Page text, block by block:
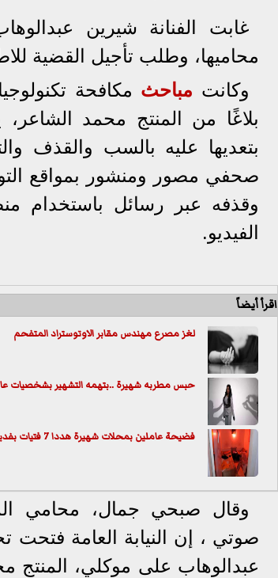
غابت الفنانة شيرين
محاميها، وطلب تأجيل القضية
وكانت مباحث مكافحة
بلاغًا من المنتج محمد الشاعر،
بتعديها عليه بالسب والقذف
صحفي مصور ومنشور بمواقع
وقذفه عبر رسائل باستخدام
الفيديو.
اقرأ أيضاً
لغز مصرع مهندس مقابر الاوتوستراد المتفحم
حبس مطربه شهيرة ..بتهمه التشهير بشخصيات
فضيحة عاملين بمحلات شهيرة هددا 7 فتيات بفديوهات بمصر الجديدة والمعادي
وقال صبحي جمال، محامي
صوتي ، إن النيابة العامة فتحت
عبدالوهاب على موكلي، المنتج